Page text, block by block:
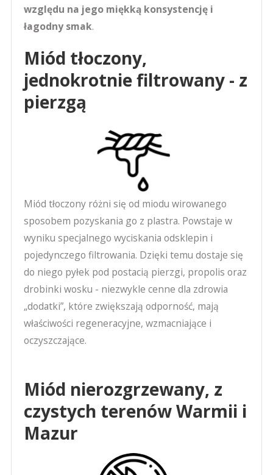
względu na jego miękką konsystencję i
łagodny smak.
Miód tłoczony,
jednokrotnie filtrowany - z
pierzgą
Miód tłoczony różni się od miodu wirowanego
sposobem pozyskania go z plastra. Powstaje w
wyniku specjalnego wyciskania odsklepin i
pojedynczego filtrowania. Dzięki temu dostaje się
do niego pyłek pod postacią pierzgi, propolis oraz
drobinki wosku - niezwykle cenne dla zdrowia
„dodatki”, które zwiększają odporność, mają
właściwości regeneracyjne, wzmacniające i
oczyszczające.
Miód nierozgrzewany, z
czystych terenów Warmii i
Mazur